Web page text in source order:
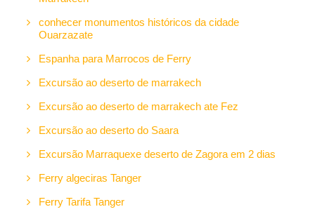
conhecer monumentos históricos da cidade
Ouarzazate
Espanha para Marrocos de Ferry
Excursão ao deserto de marrakech
Excursão ao deserto de marrakech ate Fez
Excursão ao deserto do Saara
Excursão Marraquexe deserto de Zagora em 2 dias
Ferry algeciras Tanger
Ferry Tarifa Tanger